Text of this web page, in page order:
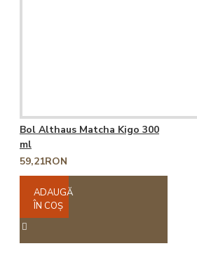
Bol Althaus Matcha Kigo 300
ml
59,21RON
ADAUGĂ
ÎN COŞ